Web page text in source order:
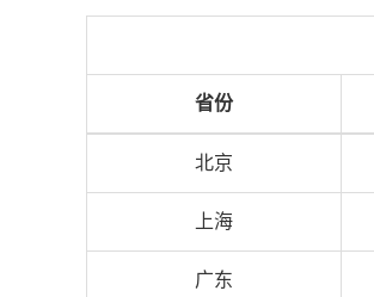
省份
北京
上海
广东